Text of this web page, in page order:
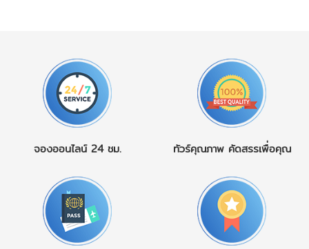
จองออนไลน์ 24 ชม. ทัวร์คุณภาพ คัดสรรเพื่อคุณ